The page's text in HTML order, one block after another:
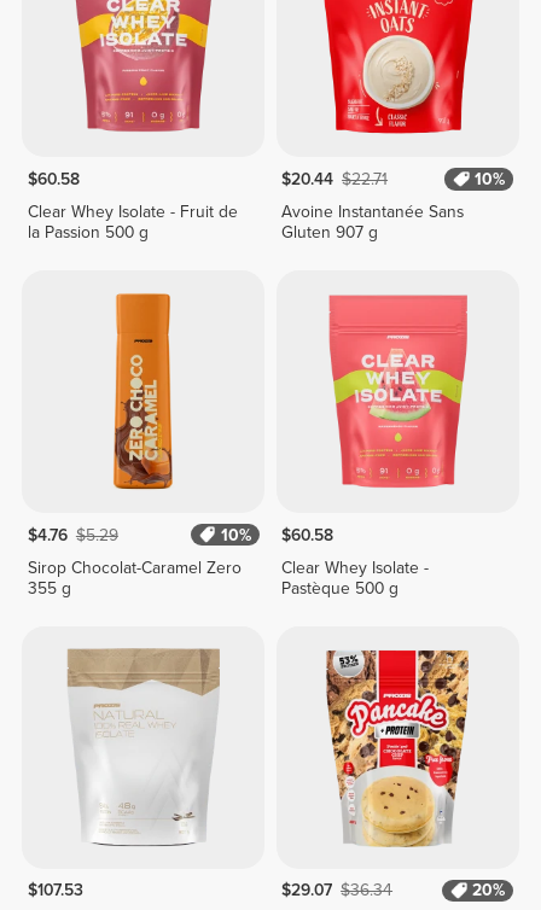
$60.58
Clear Whey Isolate - Fruit de
la Passion 500 g
$20.44 $22.71
10%
Avoine Instantanée Sans
Gluten 907 g
$4.76 $5.29
10%
Sirop Chocolat-Caramel Zero
355 g
$60.58
Clear Whey Isolate -
Pastèque 500 g
$107.53
$29.07 $36.34
20%